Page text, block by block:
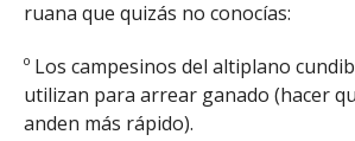
ruana que quizás no conocías:
º Los campesinos del altiplano
utilizan para arrear ganado (hacer
anden más rápido).